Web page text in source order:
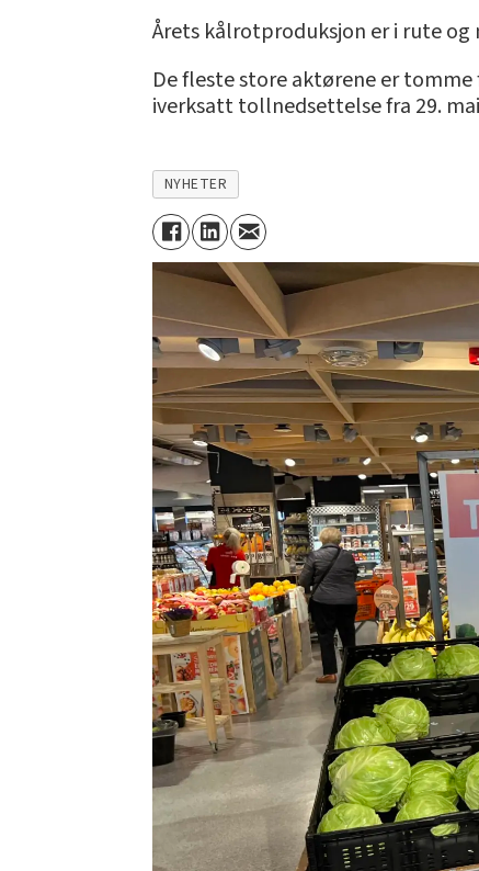
Årets kålrotproduksjon er i rute
De fleste store aktørene er
iverksatt tollnedsettelse fra 29.
NYHETER